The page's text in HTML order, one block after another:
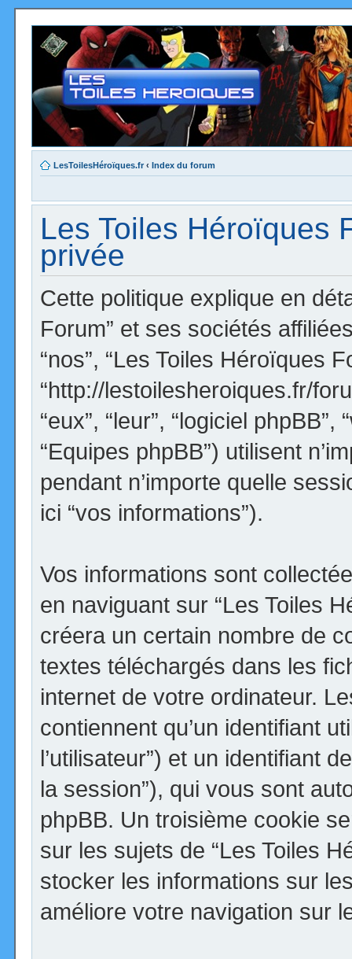
LesToilesHéroïques.fr ‹ Index du forum
Les Toiles Héroïques
privée
Cette politique explique en
Forum” et ses sociétés
“nos”, “Les Toiles Héroïques
“http://lestoilesheroiques.fr/
“eux”, “leur”, “logiciel
“Equipes phpBB”) utilisent
pendant n’importe quelle
ici “vos informations”).
Vos informations sont
en naviguant sur “Les Toiles
créera un certain nombre de
textes téléchargés dans les
internet de votre ordinateur.
contiennent qu’un identifiant
l’utilisateur”) et un identifiant
la session”), qui vous sont
phpBB. Un troisième cookie
sur les sujets de “Les Toiles
stocker les informations sur
améliore votre navigation sur